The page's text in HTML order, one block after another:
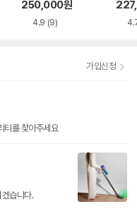
250,000원
4.9 (9)
가입신청
티를 찾아주세요
습니다.